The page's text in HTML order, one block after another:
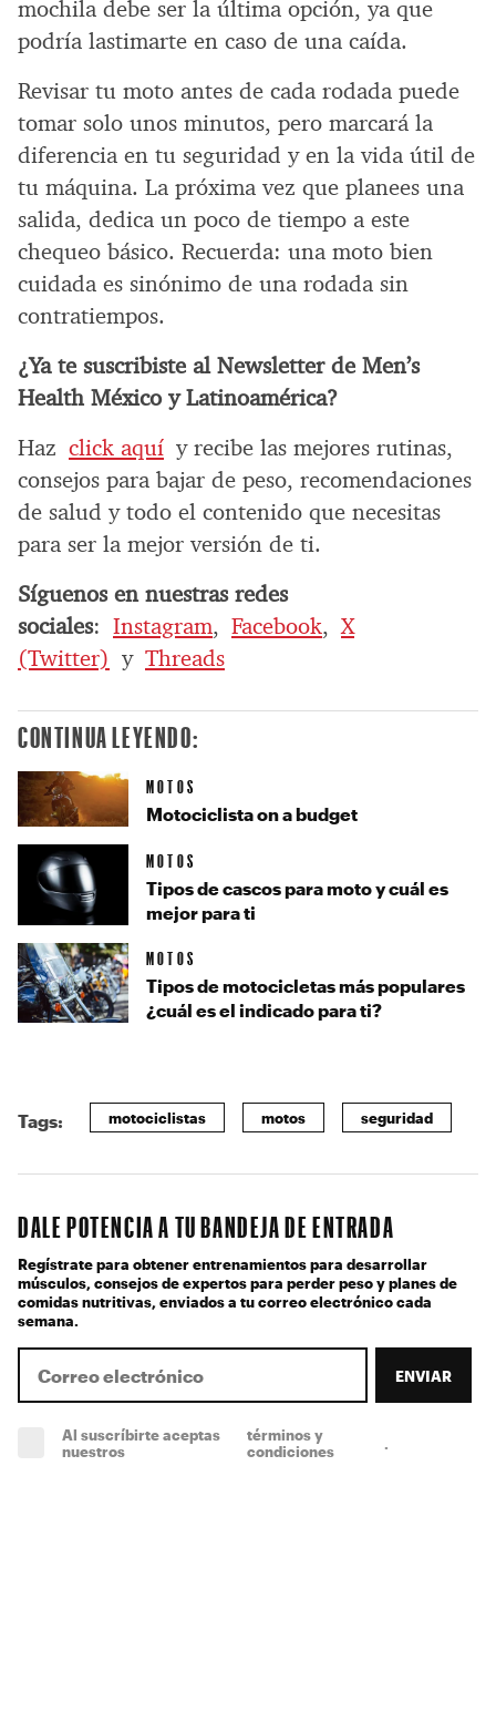
mochila debe ser la última opción, ya que
podría lastimarte en caso de una caída.
Revisar tu moto antes de cada rodada puede
tomar solo unos minutos, pero marcará la
diferencia en tu seguridad y en la vida útil de
tu máquina. La próxima vez que planees una
salida, dedica un poco de tiempo a este
chequeo básico. Recuerda: una moto bien
cuidada es sinónimo de una rodada sin
contratiempos.
¿Ya te suscribiste al Newsletter de Men’s
Health México y Latinoamérica?
Haz click aquí y recibe las mejores rutinas,
consejos para bajar de peso, recomendaciones
de salud y todo el contenido que necesitas
para ser la mejor versión de ti.
Síguenos en nuestras redes
sociales: Instagram, Facebook,X
(Twitter) y Threads
CONTINUA LEYENDO:
MOTOS
Motociclista on a budget
MOTOS
Tipos de cascos para moto y cuál es
mejor para ti
MOTOS
Tipos de motocicletas más populares
¿cuál es el indicado para ti?
Tags: motociclistas motos seguridad
DALE POTENCIA A TU BANDEJA DE ENTRADA
Regístrate para obtener entrenamientos para desarrollar
músculos, consejos de expertos para perder peso y planes de
comidas nutritivas, enviados a tu correo electrónico cada
semana.
ENVIAR
Al suscríbirte aceptas
nuestros
términos y
condiciones